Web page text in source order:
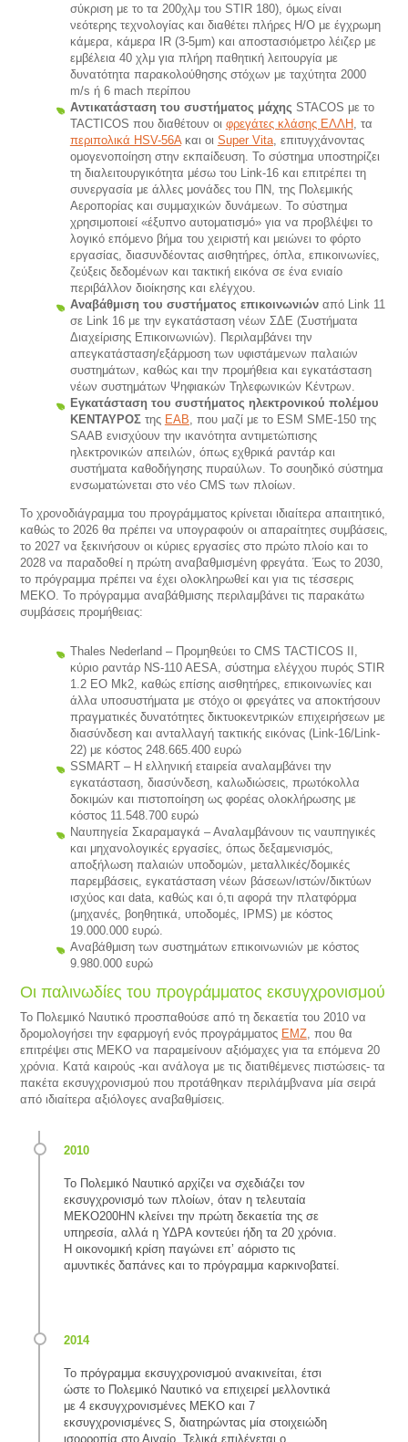
σύκριση με το τα 200χλμ του STIR 180), όμως είναι
νεότερης τεχνολογίας και διαθέτει πλήρες Η/Ο με έγχρωμη
κάμερα, κάμερα IR (3-5μm) και αποστασιόμετρο λέιζερ με
εμβέλεια 40 χλμ για πλήρη παθητική λειτουργία με
δυνατότητα παρακολούθησης στόχων με ταχύτητα 2000
m/s ή 6 mach περίπου
Αντικατάσταση του συστήματος μάχης STACOS με το
TACTICOS που διαθέτουν οι φρεγάτες κλάσης ΕΛΛΗ , τα
περιπολικά HSV-56Aκαι οι Super Vita, επιτυγχάνοντας
ομογενοποίηση στην εκπαίδευση. Το σύστημα υποστηρίζει
τη διαλειτουργικότητα μέσω του Link-16 και επιτρέπει τη
συνεργασία με άλλες μονάδες του ΠΝ, της Πολεμικής
Αεροπορίας και συμμαχικών δυνάμεων. Το σύστημα
χρησιμοποιεί «έξυπνο αυτοματισμό» για να προβλέψει το
λογικό επόμενο βήμα του χειριστή και μειώνει το φόρτο
εργασίας, διασυνδέοντας αισθητήρες, όπλα, επικοινωνίες,
ζεύξεις δεδομένων και τακτική εικόνα σε ένα ενιαίο
περιβάλλον διοίκησης και ελέγχου.
Αναβάθμιση του συστήματος επικοινωνιώναπό Link 11
σε Link 16 με την εγκατάσταση νέων ΣΔΕ (Συστήματα
Διαχείρισης Επικοινωνιών). Περιλαμβάνει την
απεγκατάσταση/εξάρμοση των υφιστάμενων παλαιών
συστημάτων, καθώς και την προμήθεια και εγκατάσταση
νέων συστημάτων Ψηφιακών Τηλεφωνικών Κέντρων.
Εγκατάσταση του συστήματος ηλεκτρονικού πολέμου
ΚΕΝΤΑΥΡΟΣτης ΕΑΒ, που μαζί με το ESM SME-150 της
SAAB ενισχύουν την ικανότητα αντιμετώπισης
ηλεκτρονικών απειλών, όπως εχθρικά ραντάρ και
συστήματα καθοδήγησης πυραύλων. Το σουηδικό σύστημα
ενσωματώνεται στο νέο CMS των πλοίων.
Το χρονοδιάγραμμα του προγράμματος κρίνεται ιδιαίτερα απαιτητικό,
καθώς το 2026 θα πρέπει να υπογραφούν οι απαραίτητες συμβάσεις,
το 2027 να ξεκινήσουν οι κύριες εργασίες στο πρώτο πλοίο και το
2028 να παραδοθεί η πρώτη αναβαθμισμένη φρεγάτα. Έως το 2030,
το πρόγραμμα πρέπει να έχει ολοκληρωθεί και για τις τέσσερις
ΜΕΚΟ. Το πρόγραμμα αναβάθμισης περιλαμβάνει τις παρακάτω
συμβάσεις προμήθειας:
Thales Nederland – Προμηθεύει το CMS TACTICOS II,
κύριο ραντάρ NS-110 AESA, σύστημα ελέγχου πυρός STIR
1.2 EO Mk2, καθώς επίσης αισθητήρες, επικοινωνίες και
άλλα υποσυστήματα με στόχο οι φρεγάτες να αποκτήσουν
πραγματικές δυνατότητες δικτυοκεντρικών επιχειρήσεων με
διασύνδεση και ανταλλαγή τακτικής εικόνας (Link-16/Link-
22) με κόστος 248.665.400 ευρώ
SSMART – H ελληνική εταιρεία αναλαμβάνει την
εγκατάσταση, διασύνδεση, καλωδιώσεις, πρωτόκολλα
δοκιμών και πιστοποίηση ως φορέας ολοκλήρωσης με
κόστος 11.548.700 ευρώ
Ναυπηγεία Σκαραμαγκά – Αναλαμβάνουν τις ναυπηγικές
και μηχανολογικές εργασίες, όπως δεξαμενισμός,
αποξήλωση παλαιών υποδομών, μεταλλικές/δομικές
παρεμβάσεις, εγκατάσταση νέων βάσεων/ιστών/δικτύων
ισχύος και data, καθώς και ό,τι αφορά την πλατφόρμα
(μηχανές, βοηθητικά, υποδομές, IPMS) με κόστος
19.000.000 ευρώ.
Αναβάθμιση των συστημάτων επικοινωνιών με κόστος
9.980.000 ευρώ
Οι παλινωδίες του προγράμματος εκσυγχρονισμού
Το Πολεμικό Ναυτικό προσπαθoύσε από τη δεκαετία του 2010 να
δρομολογήσει την εφαρμογή ενός προγράμματος ΕΜΖ, που θα
επιτρέψει στις ΜΕΚΟ να παραμείνουν αξιόμαχες για τα επόμενα 20
χρόνια. Κατά καιρούς -και ανάλογα με τις διατιθέμενες πιστώσεις- τα
πακέτα εκσυγχρονισμού που προτάθηκαν περιλάμβνανα μία σειρά
από ιδιαίτερα αξιόλογες αναβαθμίσεις.
Το Πολεμικό Ναυτικό αρχίζει να σχεδιάζει τον
εκσυγχρονισμό των πλοίων, όταν η τελευταία
ΜΕΚΟ200ΗΝ κλείνει την πρώτη δεκαετία της σε
υπηρεσία, αλλά η ΥΔΡΑ κοντεύει ήδη τα 20 χρόνια.
Η οικονομική κρίση παγώνει επ’ αόριστο τις
αμυντικές δαπάνες και το πρόγραμμα καρκινοβατεί.
Το πρόγραμμα εκσυγχρονισμού ανακινείται, έτσι
ώστε το Πολεμικό Ναυτικό να επιχειρεί μελλοντικά
με 4 εκσυγχρονισμένες ΜΕΚΟ και 7
εκσυγχρονισμένες S, διατηρώντας μία στοιχειώδη
ισορροπία στο Αιγαίο. Τελικά επιλέγεται ο